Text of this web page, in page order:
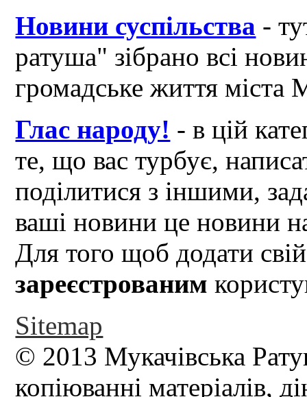
Новини суспільства -
ратуша" зібрано всі
громадське життя міста
Глас народу! - в цій
те, що вас турбує,
поділитися з іншими,
ваші новини це новини
Для того щоб додати
зареєстрованим
Sitemap
© 2013 Мукачівська
копіюванні матеріалів,